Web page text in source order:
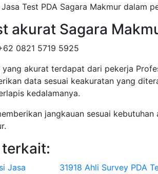
Test PDA Sagara Makmur dalam
akurat Sagara
0821 5719 5925
yang akurat terdapat dari pekerja
data sesuai keakuratan yang
kedalamanya.
jangkauan sesuai
Jasa 31918 Ahli Survey PDA